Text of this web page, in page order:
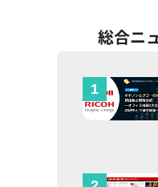
総合ニ